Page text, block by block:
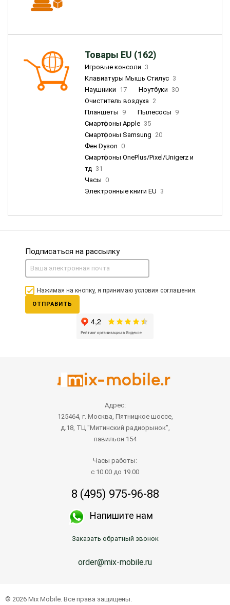
Товары EU (162)
Игровые консоли 3
Клавиатуры Мышь Стилус 3
Наушники 17 Ноутбуки 30
Очиститель воздуха 2
Планшеты 9 Пылесосы 9
Смартфоны Apple 35
Смартфоны Samsung 20
Фен Dyson 0
Смартфоны OnePlus/Pixel/Unigerz и
тд 31
Часы 0
Электронные книги EU 3
Подписаться на рассылку
Нажимая на кнопку, я принимаю условия соглашения.
ОТПРАВИТЬ
Адрес:
125464, г. Москва, Пятницкое шоссе,
д.18, ТЦ "Митинский радиорынок",
павильон 154
Часы работы:
с 10.00 до 19.00
8 (495) 975-96-88
Напишите нам
Заказать обратный звонок
order@mix-mobile.ru
© 2026 Mix Mobile. Все права защищены.